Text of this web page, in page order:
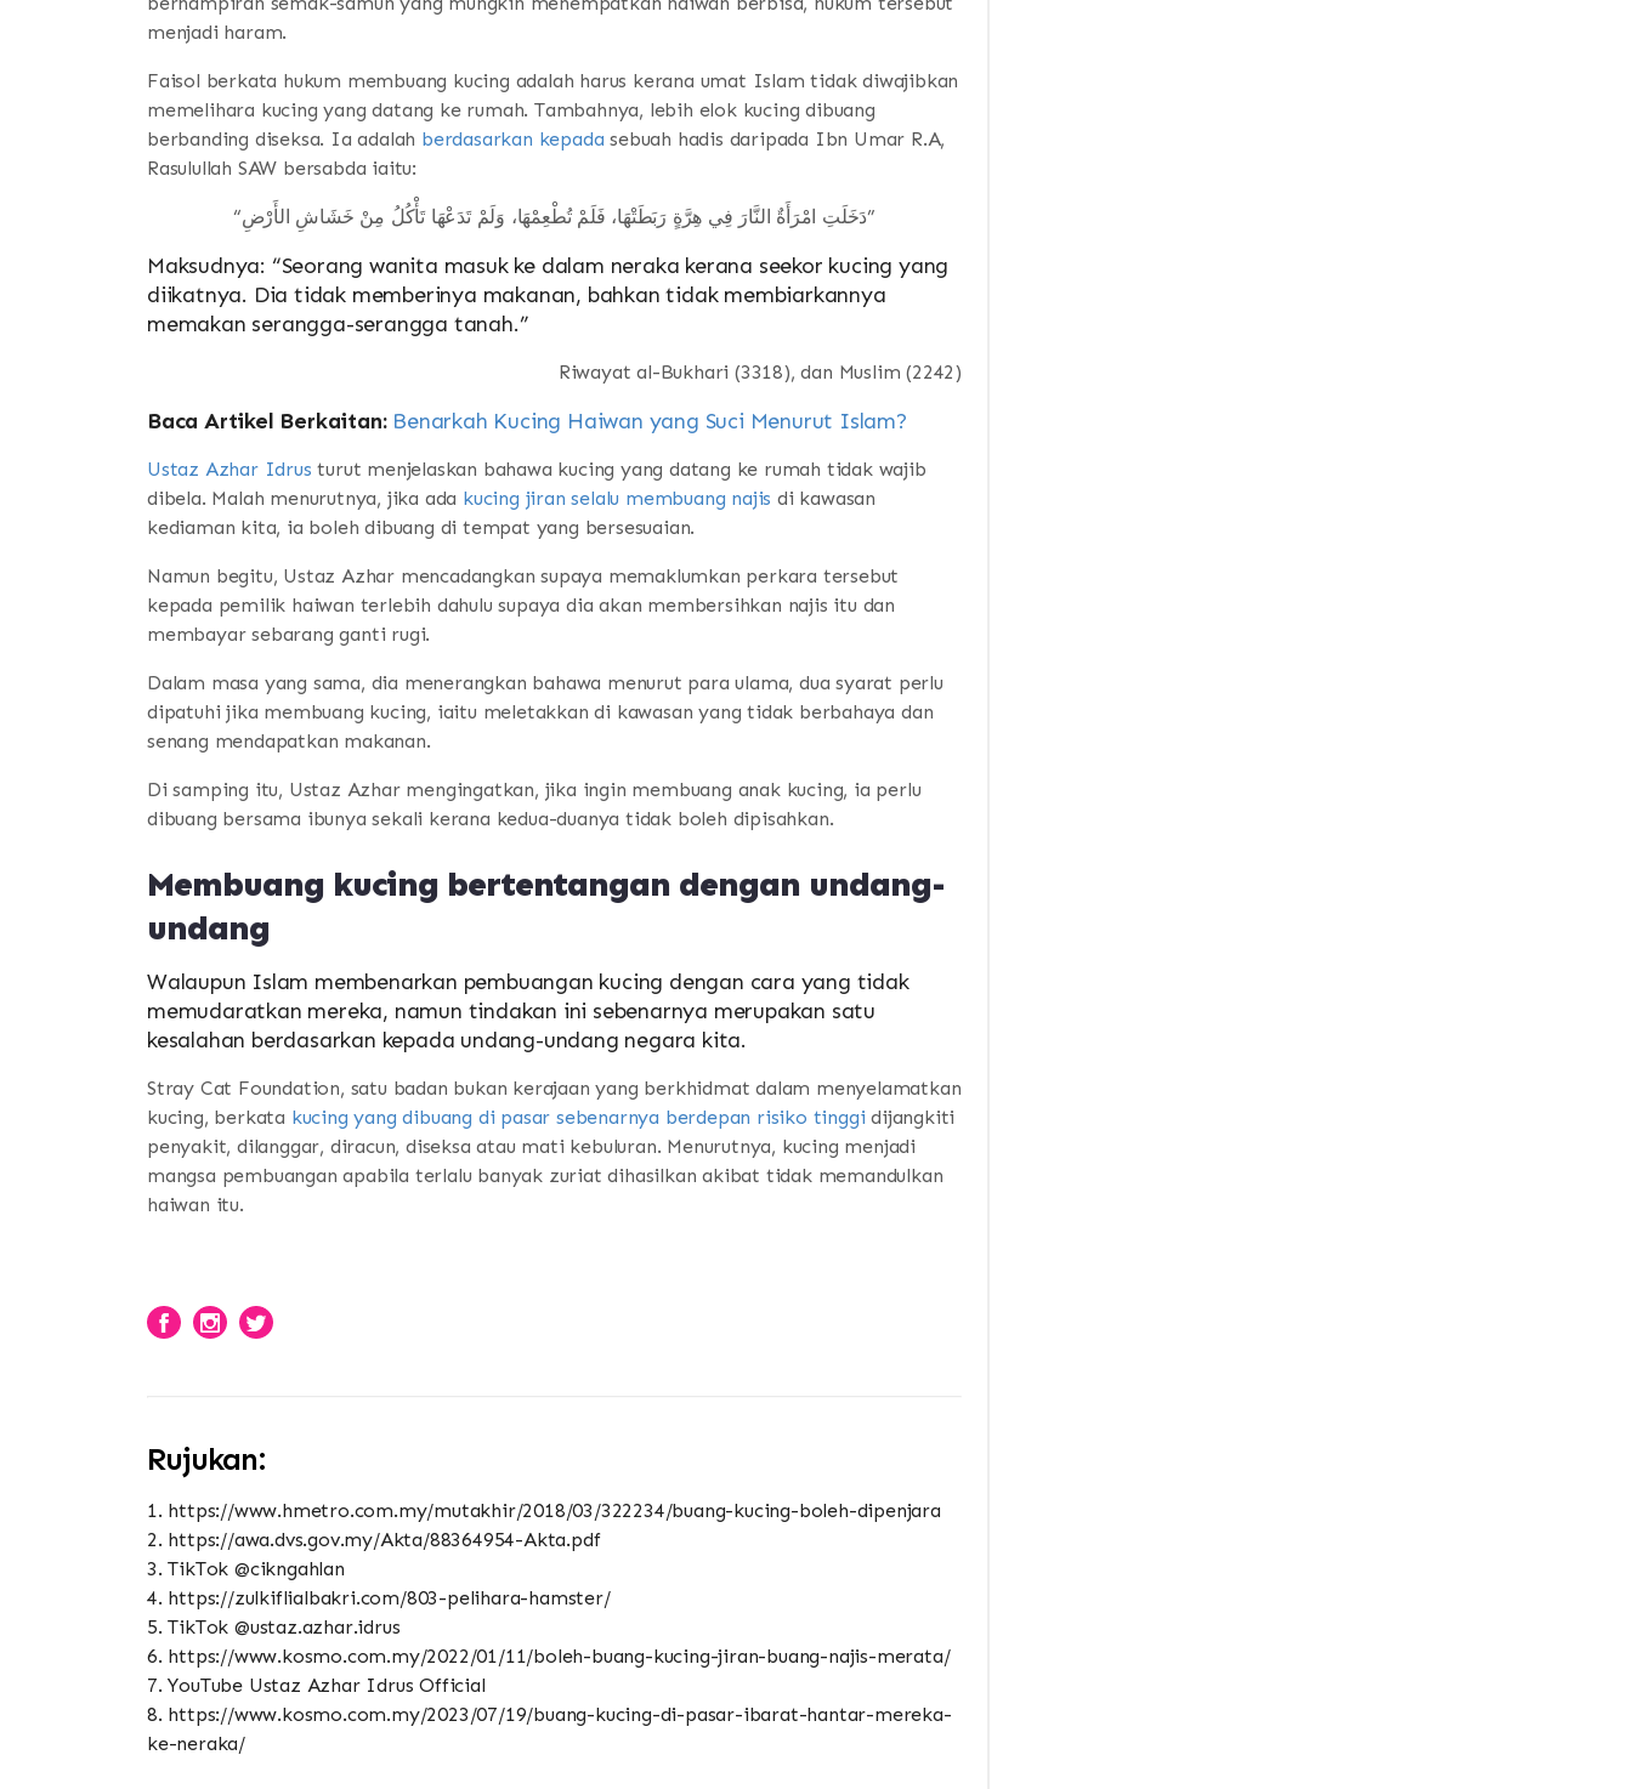
menjadi haram.
Faisol berkata hukum membuang kucing adalah harus kerana umat Islam tidak diwajibkan
memelihara kucing yang datang ke rumah. Tambahnya, lebih elok kucing dibuang
berbanding diseksa. Ia adalah berdasarkan kepada sebuah hadis daripada Ibn Umar R.A,
Rasulullah SAW bersabda iaitu:
“دَخَلَتِ امْرَأَةٌ النَّارَ فِي هِرَّةٍ رَبَطَتْهَا، فَلَمْ تُطْعِمْهَا، وَلَمْ تَدَعْهَا تَأْكُلُ مِنْ خَشَاشِ الأَرْضِ”
Maksudnya: “Seorang wanita masuk ke dalam neraka kerana seekor kucing yang
diikatnya. Dia tidak memberinya makanan, bahkan tidak membiarkannya
memakan serangga-serangga tanah.”
Riwayat al-Bukhari (3318), dan Muslim (2242)
Baca Artikel Berkaitan: Benarkah Kucing Haiwan yang Suci Menurut Islam?
Ustaz Azhar Idrus turut menjelaskan bahawa kucing yang datang ke rumah tidak wajib
dibela. Malah menurutnya, jika ada kucing jiran selalu membuang najis di kawasan
kediaman kita, ia boleh dibuang di tempat yang bersesuaian.
Namun begitu, Ustaz Azhar mencadangkan supaya memaklumkan perkara tersebut
kepada pemilik haiwan terlebih dahulu supaya dia akan membersihkan najis itu dan
membayar sebarang ganti rugi.
Dalam masa yang sama, dia menerangkan bahawa menurut para ulama, dua syarat perlu
dipatuhi jika membuang kucing, iaitu meletakkan di kawasan yang tidak berbahaya dan
senang mendapatkan makanan.
Di samping itu, Ustaz Azhar mengingatkan, jika ingin membuang anak kucing, ia perlu
dibuang bersama ibunya sekali kerana kedua-duanya tidak boleh dipisahkan.
Membuang kucing bertentangan dengan undang-
undang
Walaupun Islam membenarkan pembuangan kucing dengan cara yang tidak
memudaratkan mereka, namun tindakan ini sebenarnya merupakan satu
kesalahan berdasarkan kepada undang-undang negara kita.
Stray Cat Foundation, satu badan bukan kerajaan yang berkhidmat dalam menyelamatkan
kucing, berkata kucing yang dibuang di pasar sebenarnya berdepan risiko tinggidijangkiti
penyakit, dilanggar, diracun, diseksa atau mati kebuluran. Menurutnya, kucing menjadi
mangsa pembuangan apabila terlalu banyak zuriat dihasilkan akibat tidak memandulkan
haiwan itu.
Rujukan:
1. https://www.hmetro.com.my/mutakhir/2018/03/322234/buang-kucing-boleh-dipenjara
2. https://awa.dvs.gov.my/Akta/88364954-Akta.pdf
3. TikTok @cikngahlan
4. https://zulkiflialbakri.com/803-pelihara-hamster/
5. TikTok @ustaz.azhar.idrus
6. https://www.kosmo.com.my/2022/01/11/boleh-buang-kucing-jiran-buang-najis-merata/
7. YouTube Ustaz Azhar Idrus Official
8. https://www.kosmo.com.my/2023/07/19/buang-kucing-di-pasar-ibarat-hantar-mereka-
ke-neraka/